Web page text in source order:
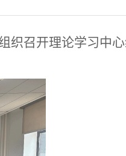
织召开理论学习中